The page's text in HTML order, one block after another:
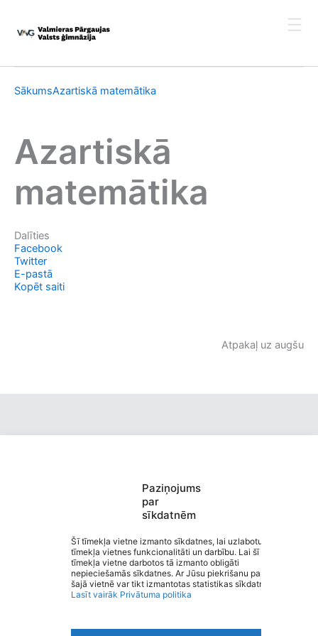
Paziņojums
par
sīkdatnēm
Šī tīmekļa vietne izmanto sīkdatnes, lai uzlabotu
tīmekļa vietnes funkcionalitāti un darbību. Lai šī
tīmekļa vietne darbotos tā izmanto obligāti
nepieciešamās sīkdatnes. Ar Jūsu piekrišanu papildus
šajā vietnē var tikt izmantotas statistikas sīkdatnes.
Lasīt vairāk Privātuma politika
content
SākumsAzartiskā matemātika
Azartiskā
matemātika
Dalīties
Facebook
Twitter
E-pastā
Kopēt saiti
Atpakaļ uz augšu
Valmieras Pārgaujas Valsts